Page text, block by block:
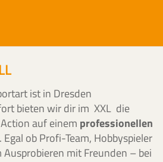
ist in Dresden
bieten wir dir im XXL die
auf einem professionellen
. Egal ob Profi-Team, Hobbyspieler
mit Freunden – bei